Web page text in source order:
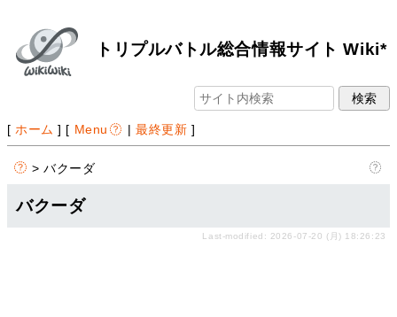
トリプルバトル総合情報サイト Wiki*
[ホーム ] [ Menu |最終更新 ]
> バクーダ
バクーダ
Last-modified: 2026-07-20 (月) 18:26:23